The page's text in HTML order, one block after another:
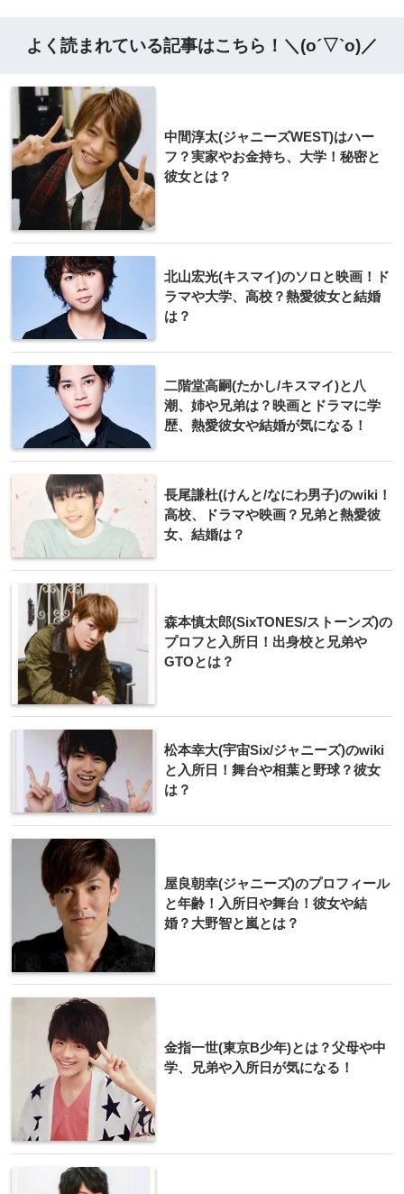
よく読まれている記事はこちら！＼(o´▽`o)／
中間淳太(ジャニーズWEST)はハー
フ？実家やお金持ち、大学！秘密と
彼女とは？
北山宏光(キスマイ)のソロと映画！ド
ラマや大学、高校？熱愛彼女と結婚
は？
二階堂高嗣(たかし/キスマイ)と八
潮、姉や兄弟は？映画とドラマに学
歴、熱愛彼女や結婚が気になる！
長尾謙杜(けんと/なにわ男子)のwiki！
高校、ドラマや映画？兄弟と熱愛彼
女、結婚は？
森本慎太郎(SixTONES/ストーンズ)の
プロフと入所日！出身校と兄弟や
GTOとは？
松本幸大(宇宙Six/ジャニーズ)のwiki
と入所日！舞台や相葉と野球？彼女
は？
屋良朝幸(ジャニーズ)のプロフィール
と年齢！入所日や舞台！彼女や結
婚？大野智と嵐とは？
金指一世(東京B少年)とは？父母や中
学、兄弟や入所日が気になる！